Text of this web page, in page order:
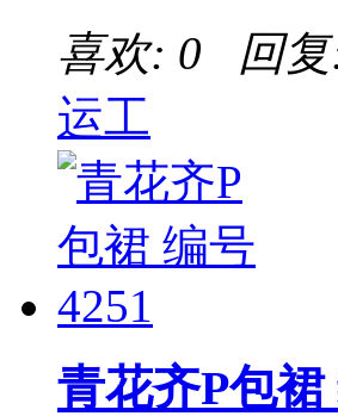
喜欢: 0 回
运工
青花齐P包裙